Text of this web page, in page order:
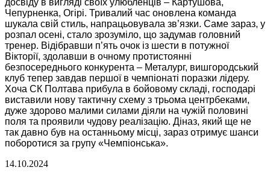
Чепурненка, Огірі. Тривалий час оновлена команда
шукала свій стиль, напрацьовувала зв’язки. Саме зараз, у
розпал осені, стало зрозуміло, що задумав головний
тренер. Відібравши п’ять очок із шести в потужної
Вікторії, здолавши в очному протистоянні
безпосереднього конкурента – Металург, вишгородський
клуб тепер завдав першої в чемпіонаті поразки лідеру.
Хоча СК Полтава прибула в бойовому складі, господарі
виставили нову тактичну схему з трьома центрбеками,
дуже здорово малими силами діяли на чужій половині
поля та проявили чудову реалізацію. Діназ, який ще не
так давно був на останньому місці, зараз отримує шанси
поборотися за групу «Чемпіонська».
14.10.2024